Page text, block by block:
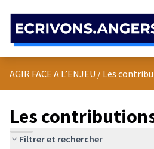
AGIR FACE A L’ENJEU / Les
Les
Filtrer et rechercher